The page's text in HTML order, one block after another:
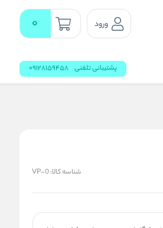
ورود 0
پشتیبانی تلفنی 09128159458
شناسه کالا:VP-0